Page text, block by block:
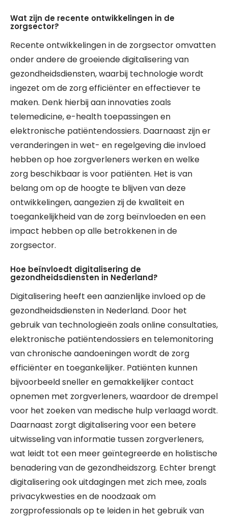
Wat zijn de recente ontwikkelingen in de
zorgsector?
Recente ontwikkelingen in de zorgsector omvatten
onder andere de groeiende digitalisering van
gezondheidsdiensten, waarbij technologie wordt
ingezet om de zorg efficiënter en effectiever te
maken. Denk hierbij aan innovaties zoals
telemedicine, e-health toepassingen en
elektronische patiëntendossiers. Daarnaast zijn er
veranderingen in wet- en regelgeving die invloed
hebben op hoe zorgverleners werken en welke
zorg beschikbaar is voor patiënten. Het is van
belang om op de hoogte te blijven van deze
ontwikkelingen, aangezien zij de kwaliteit en
toegankelijkheid van de zorg beïnvloeden en een
impact hebben op alle betrokkenen in de
zorgsector.
Hoe beïnvloedt digitalisering de
gezondheidsdiensten in Nederland?
Digitalisering heeft een aanzienlijke invloed op de
gezondheidsdiensten in Nederland. Door het
gebruik van technologieën zoals online consultaties,
elektronische patiëntendossiers en telemonitoring
van chronische aandoeningen wordt de zorg
efficiënter en toegankelijker. Patiënten kunnen
bijvoorbeeld sneller en gemakkelijker contact
opnemen met zorgverleners, waardoor de drempel
voor het zoeken van medische hulp verlaagd wordt.
Daarnaast zorgt digitalisering voor een betere
uitwisseling van informatie tussen zorgverleners,
wat leidt tot een meer geïntegreerde en holistische
benadering van de gezondheidszorg. Echter brengt
digitalisering ook uitdagingen met zich mee, zoals
privacykwesties en de noodzaak om
zorgprofessionals op te leiden in het gebruik van